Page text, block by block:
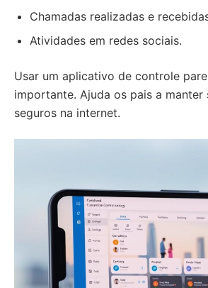
Chamadas realizadas e
Atividades em redes sociais.
Usar um aplicativo de controle
importante. Ajuda os pais a manter
seguros na internet.